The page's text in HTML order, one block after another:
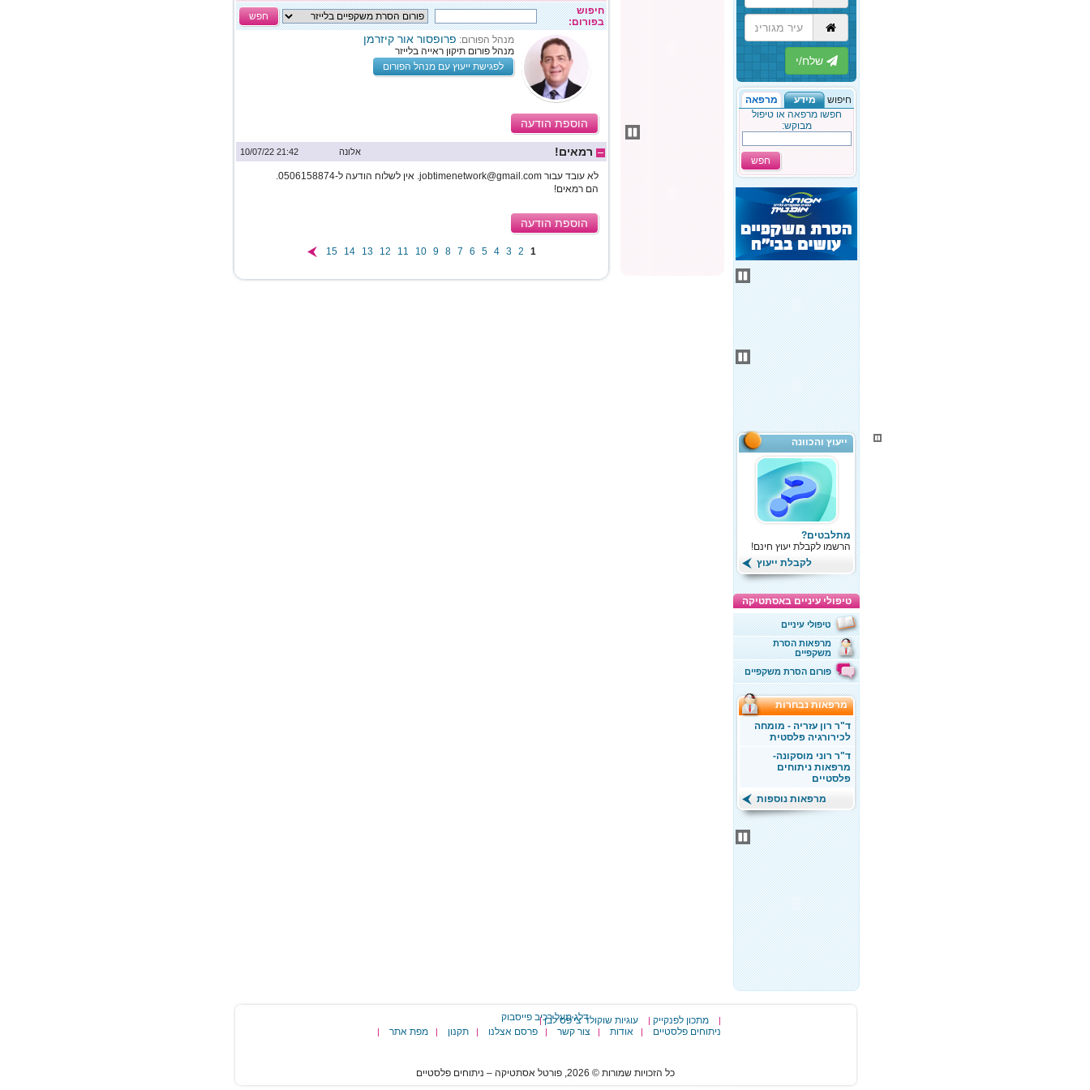
הבא
חיפוש מידע
מרפאה
חפשו מרפאה או טיפול
מבוקש:
חפש
ייעוץ והכוונה
מתלבטים?
הרשמו לקבלת יעוץ חינם!
לקבלת ייעוץ
טיפולי עיניים באסתטיקה
טיפולי עיניים
מרפאות הסרת
משקפיים
פורום הסרת משקפיים
מרפאות נבחרות
ד"ר רון עזריה - מומחה
לכירורגיה פלסטית
ד"ר רוני מוסקונה-
מרפאות ניתוחים
פלסטיים
מרפאות נוספות
חפש
חיפוש
בפורום:
מנהל הפורום: פרופסור אור קיזרמן
מנהל פורום תיקון ראייה בלייזר
לפגישת ייעוץ עם מנהל הפורום
הוספת הודעה
21:42 10/07/22 אלונה רמאים!
לא עובד עבור jobtimenetwork@gmail.com. אין לשלוח הודעה ל-0506158874.
הם רמאים!
הוספת הודעה
1
2
3
4
5
6
7
8
9
10
11
12
13
14
15
דלג מעל רכיב פייסבוק | מתכון לפנקייק | עוגיות שוקולד צי'פס לבן |
ניתוחים פלסטיים | אודות | צור קשר | פרסם אצלנו | תקנון | מפת אתר |
כל הזכויות שמורות © 2026, פורטל אסתטיקה – ניתוחים פלסטיים